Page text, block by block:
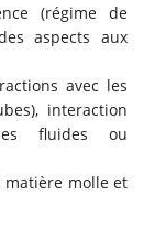
(régime de
aspects aux
avec les
interaction
fluides ou
matière molle et